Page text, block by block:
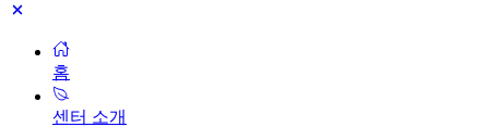
홈
센터 소개